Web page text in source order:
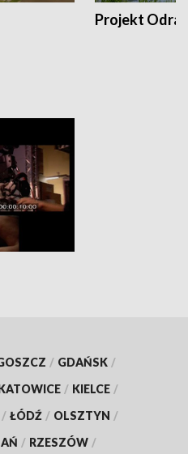
Projekt Odra
/ GDAŃSK /
/ KIELCE /
/ ŁÓDŹ / OLSZTYN /
/ RZESZÓW /